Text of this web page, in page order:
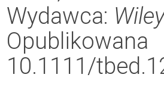
Wydawca:
Opublikowana
10.1111/